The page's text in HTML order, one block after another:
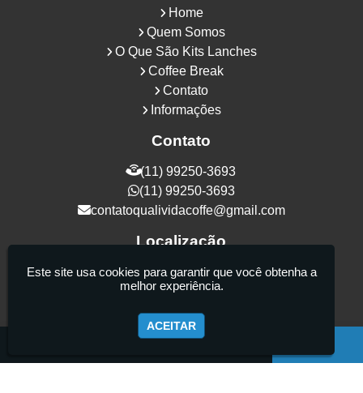
Home
Quem Somos
O Que São Kits Lanches
Coffee Break
Contato
Informações
Contato
(11) 99250-3693
(11) 99250-3693
contatoqualividacoffe@gmail.com
Localização
Rua Samurais, 27 - Vila Maria Alta - São
Paulo / SP - CEP: 02130-080
Este site usa cookies para garantir que você obtenha a
melhor experiência.
ACEITAR